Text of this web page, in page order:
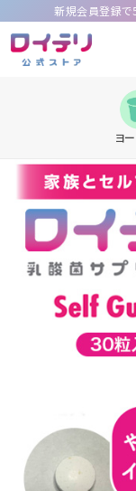
新規会員登録で
ヨ